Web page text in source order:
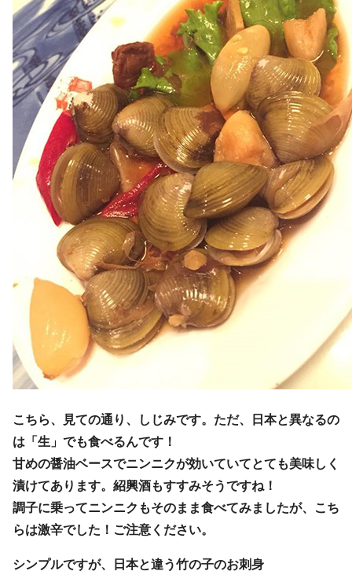
こちら、見ての通り、しじみです。ただ、日本と異なるの
は「生」でも食べるんです！
甘めの醤油ベースでニンニクが効いていてとても美味しく
漬けてあります。紹興酒もすすみそうですね！
調子に乗ってニンニクもそのまま食べてみましたが、こち
らは激辛でした！ご注意ください。
シンプルですが、日本と違う竹の子のお刺身